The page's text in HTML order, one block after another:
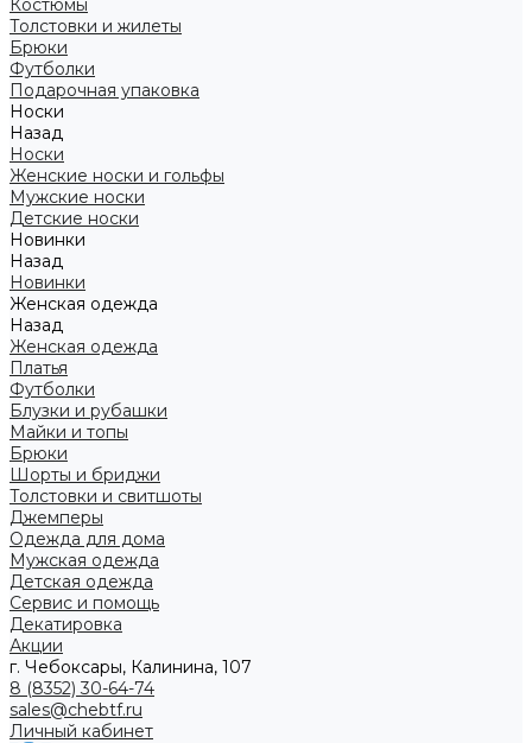
Костюмы
Толстовки и жилеты
Брюки
Футболки
Подарочная упаковка
Носки
Назад
Носки
Женские носки и гольфы
Мужские носки
Детские носки
Новинки
Назад
Новинки
Женская одежда
Назад
Женская одежда
Платья
Футболки
Блузки и рубашки
Майки и топы
Брюки
Шорты и бриджи
Толстовки и свитшоты
Джемперы
Одежда для дома
Мужская одежда
Детская одежда
Сервис и помощь
Декатировка
Акции
г. Чебоксары, Калинина, 107
8 (8352) 30-64-74
sales@chebtf.ru
Личный кабинет